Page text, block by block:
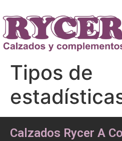
Tipos de
Calzados Rycer A